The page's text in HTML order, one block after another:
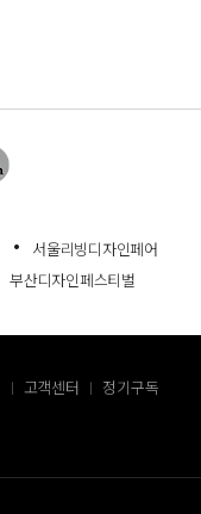
서울리빙디자인페어
부산디자인페스티벌
고객센터
정기구독